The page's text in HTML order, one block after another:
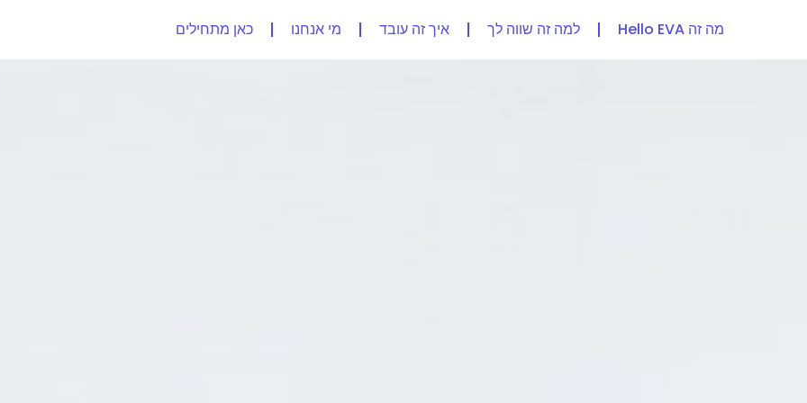
מה זה Hello EVA למה זה שווה לך איך זה עובד מי אנחנו כאן מתחילים